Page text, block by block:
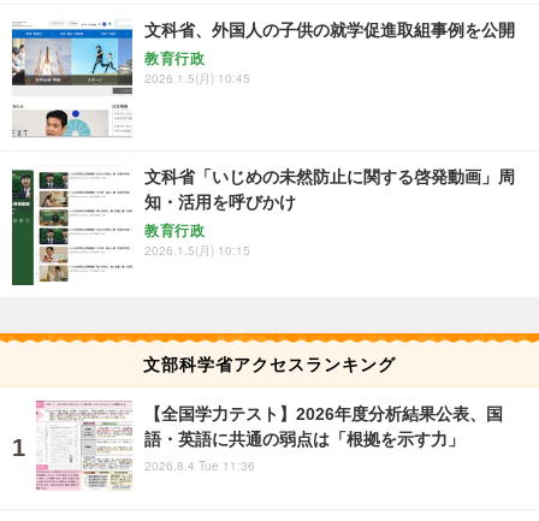
文科省、外国人の子供の就学促進取組事例を公開
教育行政
2026.1.5(月) 10:45
文科省「いじめの未然防止に関する啓発動画」周
知・活用を呼びかけ
教育行政
2026.1.5(月) 10:15
文部科学省アクセスランキング
【全国学力テスト】2026年度分析結果公表、国
語・英語に共通の弱点は「根拠を示す力」
2026.8.4 Tue 11:36